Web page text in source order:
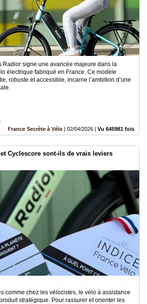
Radior signe une avancée majeure dans la
électrique fabriqué en France. Ce modèle
robuste et accessible, incarne l’ambition d’une
France Secrète à Vélo | 02/04/2026 | Vu 645981 fois
Cyclescore sont-ils de vrais leviers
comme chez les vélocistes, le vélo à assistance
stratégique. Pour rassurer et orienter les